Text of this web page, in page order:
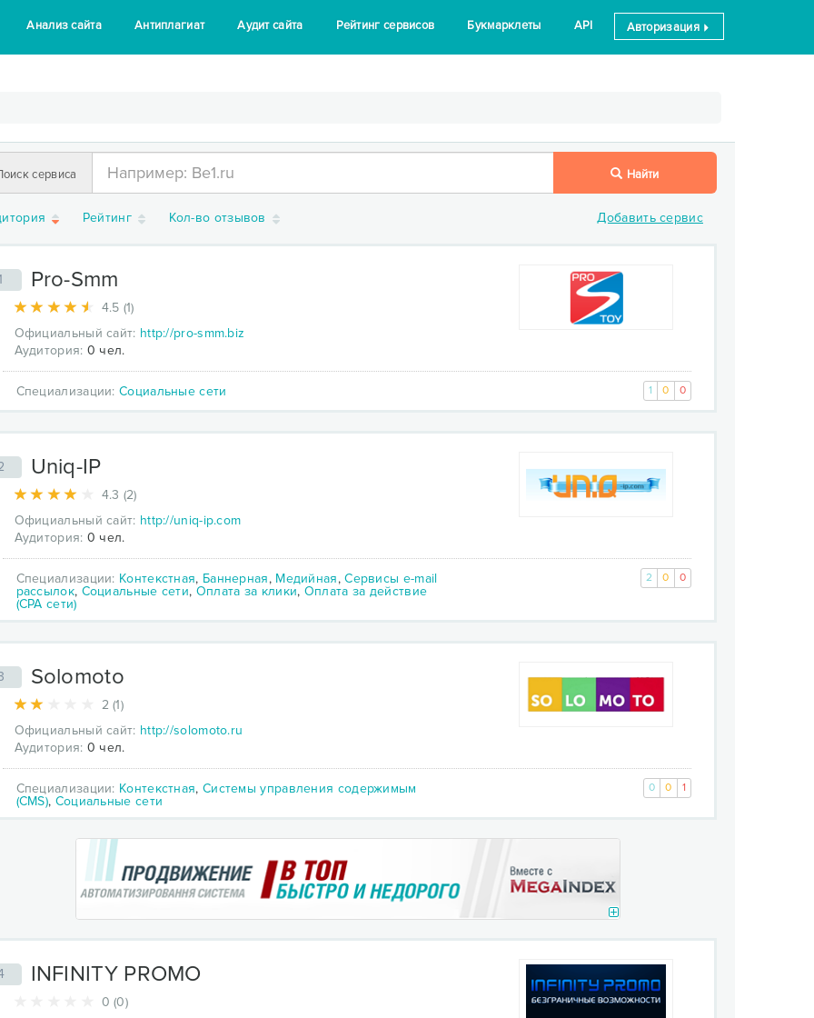
Анализ сайта Антиплагиат Аудит сайта Рейтинг сервисов Букмарклеты API Авторизация
сервиса Найти
Рейтинг Кол-во отзывов Добавить сервис
Pro-Smm
4.5 (1)
Официальный сайт: http://pro-smm.biz
Аудитория: 0 чел.
Специализации:Социальные сети 1 0 0
Uniq-IP
4.3 (2)
Официальный сайт: http://uniq-ip.com
Аудитория: 0 чел.
Специализации: Контекстная, Баннерная, Медийная,Сервисы e-mail
рассылок, Социальные сети, Оплата за клики, Оплата за действие
(CPA сети)
2 0 0
Solomoto
2 (1)
Официальный сайт: http://solomoto.ru
Аудитория: 0 чел.
Специализации: Контекстная, Системы управления содержимым
(CMS), Социальные сети
0 0 1
INFINITY PROMO
0 (0)